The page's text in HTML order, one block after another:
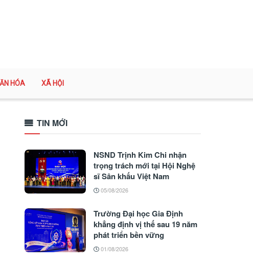
HÓA XÃ HỘI
TIN MỚI
NSND Trịnh Kim Chi nhận
trọng trách mới tại Hội Nghệ
sĩ Sân khấu Việt Nam
05/08/2026
Trường Đại học Gia Định
khẳng định vị thế sau 19 năm
phát triển bền vững
01/08/2026